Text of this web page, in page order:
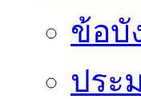
ข้อบั
ประ